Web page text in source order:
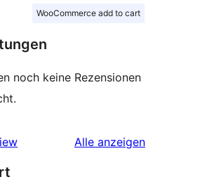
WooCommerce add to cart
noch keine Rezensionen
Alle Rezensionen
anzeigen